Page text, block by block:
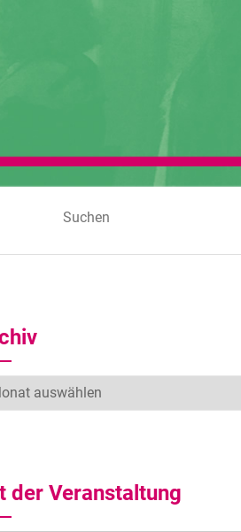
der Veranstaltung